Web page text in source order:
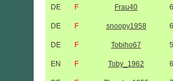
DE F Frau40
DE F snoopy1958
DE F Tobiho67
EN F Toby_1962